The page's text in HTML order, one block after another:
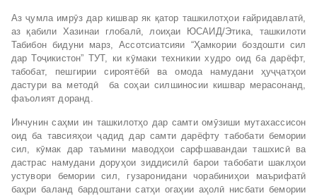
Аз ҷумла имрӯз дар кишвар як қатор ташкилотҳои ғайридавлатӣ,
аз қабили Хазинаи глобалӣ, лоиҳаи ЮСАИД/Этика, ташкилоти
Табибон бидуни марз, Ассотсиатсияи “Ҳамкории боздошти сил
дар Тоҷикистон” ТУТ, ки кӯмаки техникии худро оид ба дарёфт,
табобат, пешгирии сироятёбӣ ва омода намудани ҳуҷҷатҳои
дастури ва методӣ ба соҳаи силшиносии кишвар мерасонанд,
фаъолият доранд.
Инчунин саҳми ин ташкилотҳо дар самти омӯзиши мутахассисон
оид ба тавсияҳои ҷадид дар самти дарёфту табобати бемории
сил, кӯмак дар таъмини маводҳои сарфшавандаи ташхисӣ ва
дастрас намудани доруҳои зиддисилӣ барои табобати шаклҳои
устувори бемории сил, гузаронидани чорабиниҳои маърифатӣ
баҳри баланд бардоштани сатҳи огаҳии аҳолӣ нисбати бемории